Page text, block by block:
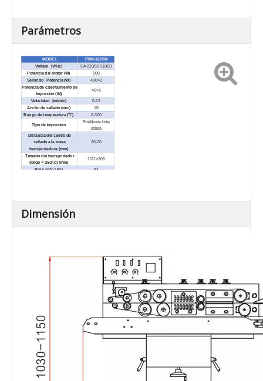
Parámetros
MODEL
FRM-1120W
Voltaje (V/Hz)
CA 220/50 110/60
Potencia del motor (W)
100
Sellando Potencia (W)
400×2
Potencia de calentamiento de
impresión (W)
40×2
Velocidad (m/min)
0-12
Ancho de sellado (mm)
10
Rango de temperatura (℃)
0-300
Tipo de impresión
Rodillo de tinta
sólida
Distancia del centro de
sellado a la mesa
transportadora (mm)
20-70
Tamaño del transportador
(largo × ancho) (mm)
1111×205
Peso neto / kg)
84
hasta transportador interior
(mm)
Dimensión